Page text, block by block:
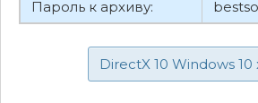
Пароль к архиву:
DirectX 10 Windows 10